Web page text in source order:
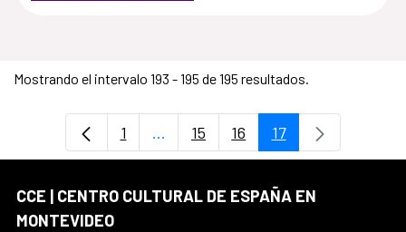
Mostrando el intervalo 193 - 195 de 195 resultados.
Página
1 ...Páginas intermedias Use TAB para
Página
15 Página
16 Página
17
CCE | CENTRO CULTURAL DE ESPAÑA EN
MONTEVIDEO